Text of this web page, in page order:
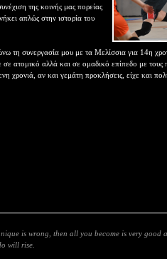
της κοινής μας πορείας
απλώς στην ιστορία του
τη συνεργασία μου με τα Μελίσσια για 14η
ατομικό αλλά και σε ομαδικό επίπεδο με τους
χρονιά, αν και γεμάτη προκλήσεις, είχε και
is wrong, then all you become is very good
will rise.